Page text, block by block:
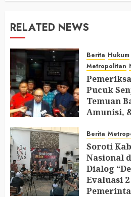
RELATED NEWS
Berita Hukum
Metropolitan
Pucuk
Temuan
Amunisi,
AUGUST
Berita
Soroti
Nasional
Dialog
Evaluasi